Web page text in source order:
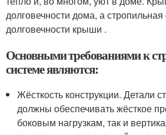
долговечности дома, а
долговечности крыши .
Основными требованиями к
системе являются:
Жёсткость конструкции. Детали
должны обеспечивать жёсткое
боковым нагрузкам, так и